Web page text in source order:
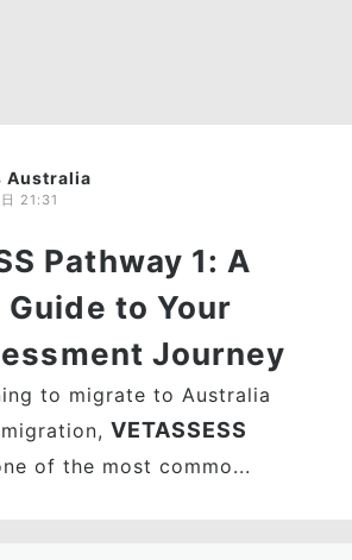
Australia
21:31
Pathway 1: A
to Your
Journey
to migrate to Australia
VETASSESS
of the most commo...